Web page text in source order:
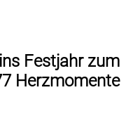
Festjahr zum
Herzmomente